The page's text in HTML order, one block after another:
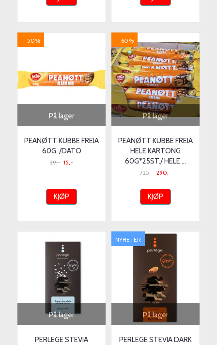
På lager
-50%
PEANØTT KUBBE FREIA
60G. /DATO
29,- 15,-
KJØP
På lager
-60%
PEANØTT KUBBE FREIA
HELE KARTONG
60G*25ST./ HELE ...
725,- 290,-
KJØP
På lager
PERLEGE STEVIA
På lager
NYHETER
PERLEGE STEVIA DARK